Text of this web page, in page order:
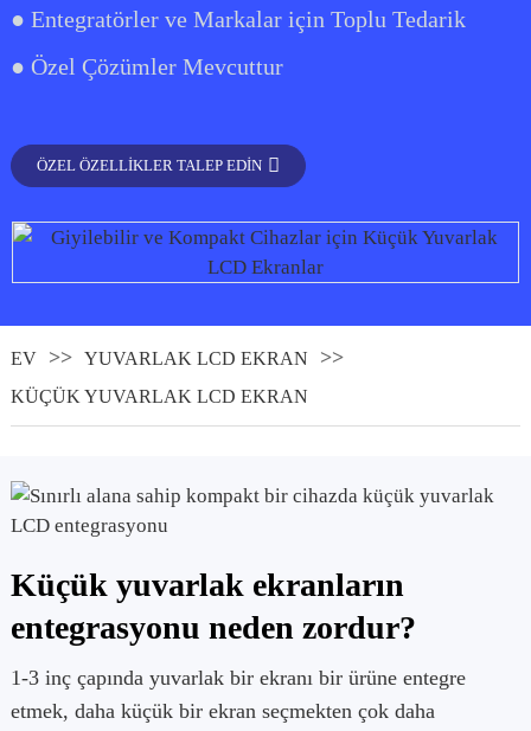
● Entegratörler ve Markalar için Toplu Tedarik
● Özel Çözümler Mevcuttur
ÖZEL ÖZELLIKLER TALEP EDIN
EV
YUVARLAK LCD EKRAN
KÜÇÜK YUVARLAK LCD EKRAN
Küçük yuvarlak ekranların
entegrasyonu neden zordur?
1-3 inç çapında yuvarlak bir ekranı bir ürüne entegre
etmek, daha küçük bir ekran seçmekten çok daha